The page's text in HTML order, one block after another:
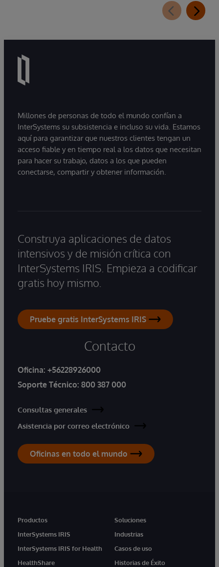
Millones de personas de todo el mundo confían a
InterSystems su subsistencia e incluso su vida. Estamos
aquí para garantizar que nuestros clientes tengan un
acceso fiable y en tiempo real a los datos que necesitan
para hacer su trabajo, datos a los que pueden
conectarse, compartir y obtener información.
Construya aplicaciones de datos
intensivos y de misión crítica con
InterSystems IRIS. Empieza a codificar
gratis hoy mismo.
Pruebe gratis InterSystems IRIS
Contacto
Oficina: +56228926000
Soporte Técnico: 800 387 000
Consultas generales
Asistencia por correo electrónico
Oficinas en todo el mundo
Productos
InterSystems IRIS
InterSystems IRIS for Health
HealthShare
Soluciones
Industrias
Casos de uso
Historias de Éxito